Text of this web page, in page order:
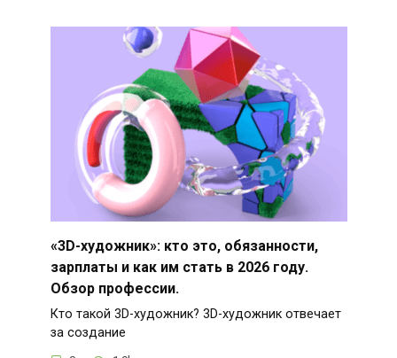
«3D-художник»: кто это, обязанности,
зарплаты и как им стать в 2026 году.
Обзор профессии.
Кто такой 3D-художник? 3D-художник отвечает
за создание